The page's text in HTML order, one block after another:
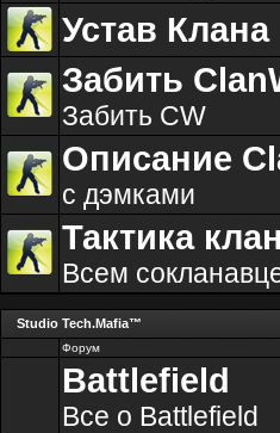
Устав Клана
Забить
Забить CW
Описание
с дэмками
Тактика
Всем
Studio Tech.Mafia™
Форум
Battlefield
Все о Battlefield